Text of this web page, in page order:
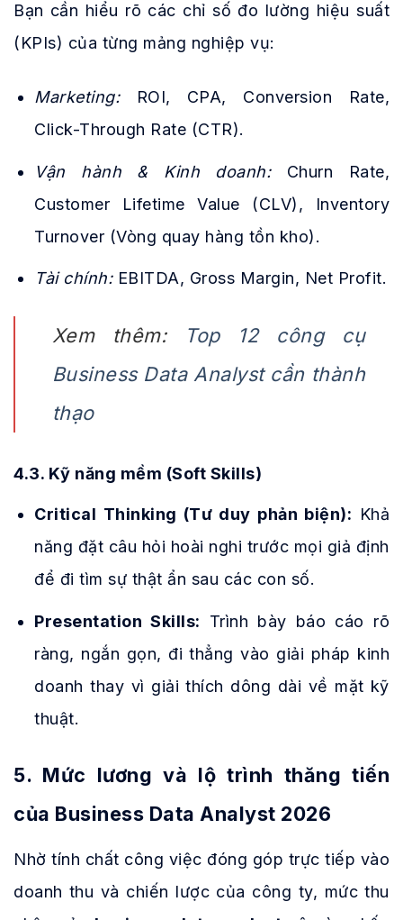
Bạn cần hiểu rõ các chỉ số đo lường hiệu suất
(KPIs) của từng mảng nghiệp vụ:
Marketing:ROI, CPA, Conversion Rate,
Click-Through Rate (CTR).
Vận hành & Kinh doanh:Churn Rate,
Customer Lifetime Value (CLV), Inventory
Turnover (Vòng quay hàng tồn kho).
Tài chính:EBITDA, Gross Margin, Net Profit.
Xem thêm:
Top 12 công cụ
Business Data Analyst cần thành
thạo
4.3. Kỹ năng mềm (Soft Skills)
Critical Thinking (Tư duy phản biện): Khả
năng đặt câu hỏi hoài nghi trước mọi giả định
để đi tìm sự thật ẩn sau các con số.
Presentation Skills: Trình bày báo cáo rõ
ràng, ngắn gọn, đi thẳng vào giải pháp kinh
doanh thay vì giải thích dông dài về mặt kỹ
thuật.
5. Mức lương và lộ trình thăng tiến
của Business Data Analyst 2026
Nhờ tính chất công việc đóng góp trực tiếp vào
doanh thu và chiến lược của công ty, mức thu